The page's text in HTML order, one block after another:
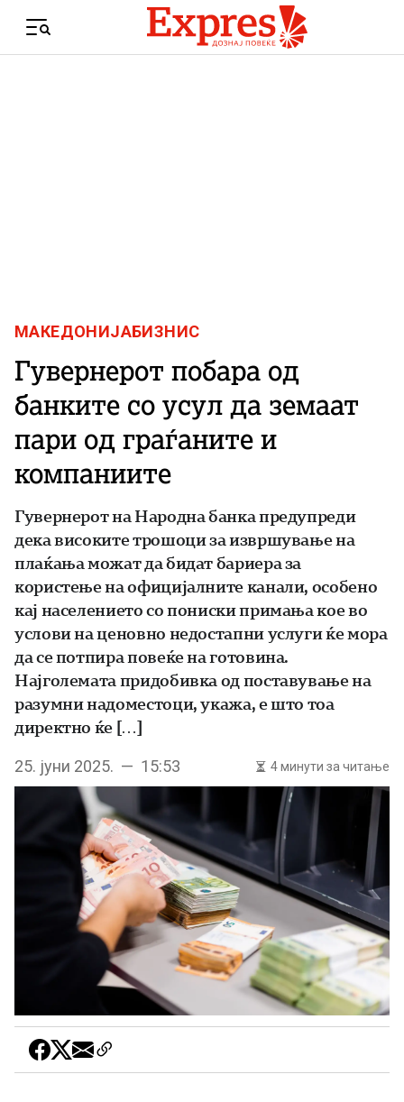
Menu
МАКЕДОНИЈАБИЗНИС
Гувернерот побара од
банките со усул да земаат
пари од граѓаните и
компаниите
Гувернерот на Народна банка предупреди
дека високите трошоци за извршување на
плаќања можат да бидат бариера за
користење на официјалните канали, особено
кај населението со пониски примања кое во
услови на ценовно недостапни услуги ќе мора
да се потпира повеќе на готовина.
Најголемата придобивка од поставување на
разумни надоместоци, укажа, е што тоа
директно ќе […]
25. јуни 2025. — 15:53 4 минути за читање